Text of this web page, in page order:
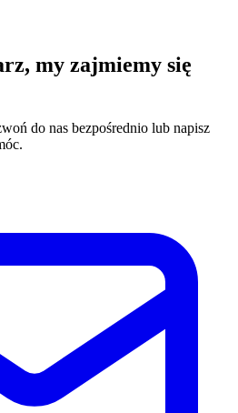
my zajmiemy się
do nas bezpośrednio lub napisz